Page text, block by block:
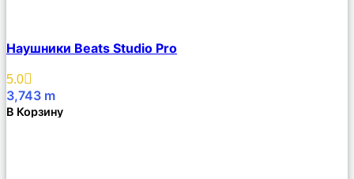
Описание
Избранное
Наушники Beats Studio Pro
5.0
3,743 m
В Корзину